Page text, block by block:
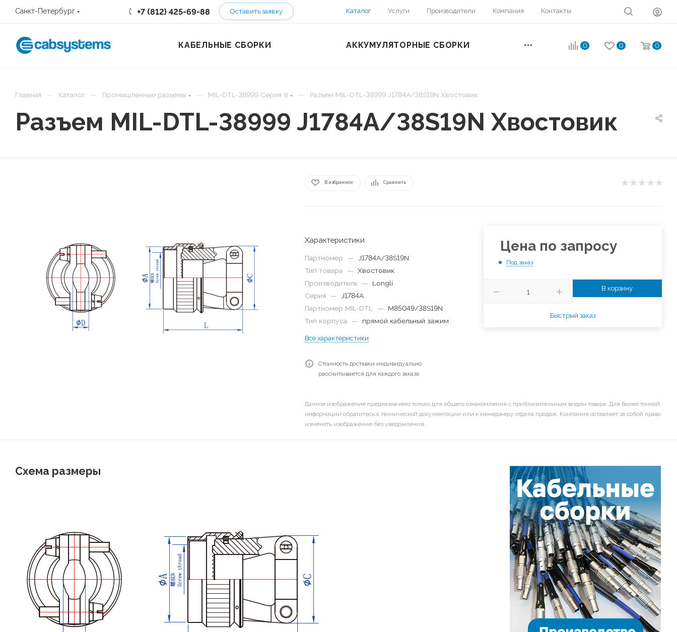
Санкт-Петербург +7 (812) 425-69-88 Оставить заявку Каталог Услуги Производители Компания Контакты
0 0 0
КАБЕЛЬНЫЕ СБОРКИ АККУМУЛЯТОРНЫЕ СБОРКИ
Главная — Каталог — Промышленные разъемы — MIL-DTL-38999 Серия III — Разъем MIL-DTL-38999 J1784A/38S19N Хвостовик
Разъем MIL-DTL-38999 J1784A/38S19N Хвостовик
В избранное Сравнить
Характеристики
Партномер —
J1784A/38S19N
Тип товара
— Хвостовик
Производитель
—
Longli
Серия
—
J1784A
Партномер MIL-DTL
—
M85049/38S19N
Тип корпуса
— прямой кабельный зажим
Все характеристики
Стоимость доставки индивидуально
рассчитывается для каждого заказа
Цена по запросу
Под заказ
В корзину
Быстрый заказ
Данное изображение предназначено только для общего ознакомления с приблизительным видом товара. Для более точной
информации обратитесь к технической документации или к менеджеру отдела продаж. Компания оставляет за собой право
изменять изображение без уведомления.
Схема размеры